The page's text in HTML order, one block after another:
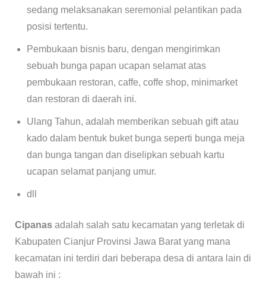
sedang melaksanakan seremonial pelantikan pada
posisi tertentu.
Pembukaan bisnis baru, dengan mengirimkan
sebuah bunga papan ucapan selamat atas
pembukaan restoran, caffe, coffe shop, minimarket
dan restoran di daerah ini.
Ulang Tahun, adalah memberikan sebuah gift atau
kado dalam bentuk buket bunga seperti bunga meja
dan bunga tangan dan diselipkan sebuah kartu
ucapan selamat panjang umur.
dll
Cipanasadalah salah satu kecamatan yang terletak di
Kabupaten Cianjur Provinsi Jawa Barat yang mana
kecamatan ini terdiri dari beberapa desa di antara lain di
bawah ini :